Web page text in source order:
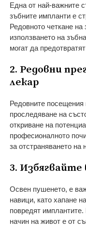
Една от най-важните
зъбните импланти е
Редовното четкане
използването на
могат да
2. Редовни
лекар
Редовните посещения
проследяване на
откриване на
професионалното
за отстраняването на
3. Избягвайте
Освен пушенето, е
навици, като хапане
повредят
начин на живот е от